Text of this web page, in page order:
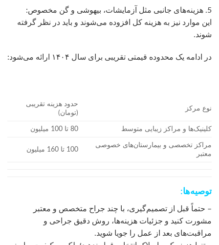
5. هزینه‌های جانبی مثل آزمایشات، بیهوشی و گن مخصوص:
این موارد نیز به هزینه کل افزوده می‌شوند و باید در نظر گرفته
شوند.
در ادامه یک محدوده قیمتی تقریبی برای سال ۱۴۰۴ ارائه می‌شود:
نوع مرکز
حدود هزینه تقریبی
(تومان)
کلینیک‌ها و مراکز زیبایی متوسط 80 تا 100 میلیون
مراکز تخصصی و بیمارستان‌های خصوصی
معتبر
100 تا 160 میلیون
توصیه‌ها:
– حتماً قبل از تصمیم‌گیری، با چند جراح متخصص و معتبر
مشورت کنید و جزئیات هزینه‌ها، روش دقیق جراحی و
مراقبت‌های بعد از عمل را جویا شوید.